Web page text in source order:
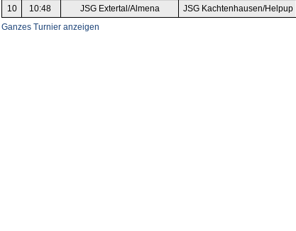
10
10:48 JSG Extertal/Almena JSG Kachtenhausen/Helpup
Ganzes Turnier anzeigen